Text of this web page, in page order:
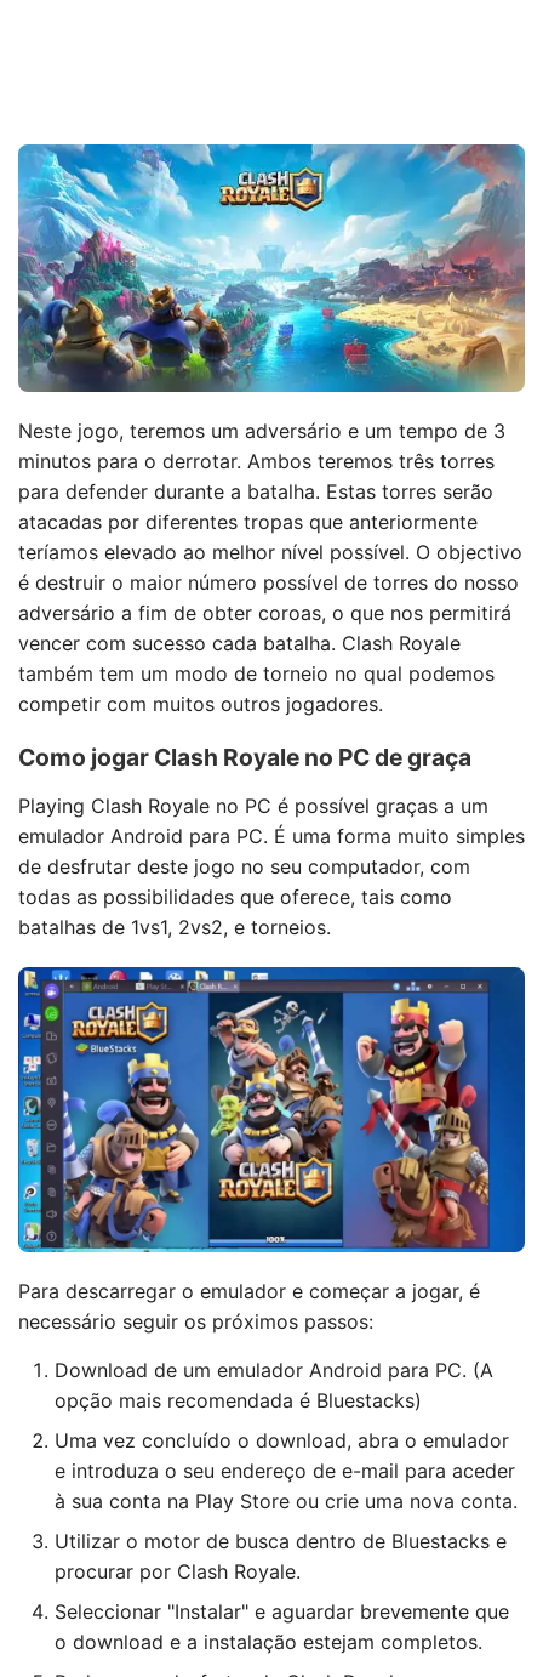
Neste jogo, teremos um adversário e um tempo de 3
minutos para o derrotar. Ambos teremos três torres
para defender durante a batalha. Estas torres serão
atacadas por diferentes tropas que anteriormente
teríamos elevado ao melhor nível possível. O objectivo
é destruir o maior número possível de torres do nosso
adversário a fim de obter coroas, o que nos permitirá
vencer com sucesso cada batalha. Clash Royale
também tem um modo de torneio no qual podemos
competir com muitos outros jogadores.
Como jogar Clash Royale no PC de graça
Playing Clash Royale no PC é possível graças a um
emulador Android para PC. É uma forma muito simples
de desfrutar deste jogo no seu computador, com
todas as possibilidades que oferece, tais como
batalhas de 1vs1, 2vs2, e torneios.
Para descarregar o emulador e começar a jogar, é
necessário seguir os próximos passos:
Download de um emulador Android para PC. (A
opção mais recomendada é Bluestacks)
Uma vez concluído o download, abra o emulador
e introduza o seu endereço de e-mail para aceder
à sua conta na Play Store ou crie uma nova conta.
Utilizar o motor de busca dentro de Bluestacks e
procurar por Clash Royale.
Seleccionar "Instalar" e aguardar brevemente que
o download e a instalação estejam completos.